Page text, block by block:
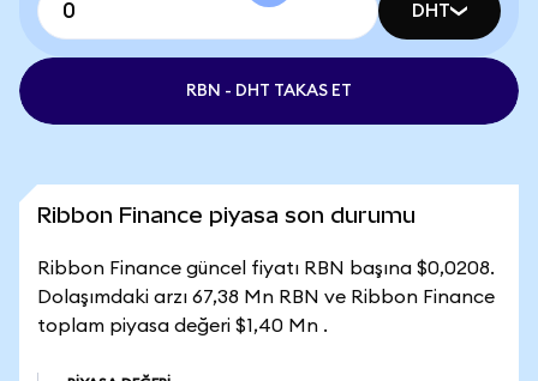
DHT
RBN - DHT TAKAS ET
Ribbon Finance piyasa son durumu
Ribbon Finance güncel fiyatı RBN başına $0,0208.
Dolaşımdaki arzı 67,38 Mn RBN ve Ribbon Finance
toplam piyasa değeri $1,40 Mn .